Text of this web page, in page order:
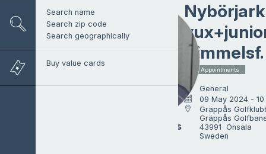
Marcus Warenius
2 x Appointments
General
09 May 2024 -
Gräppås
Gräppås
43991  Onsala
Sweden
Search name
Search zip code
Search geographically
Buy value cards